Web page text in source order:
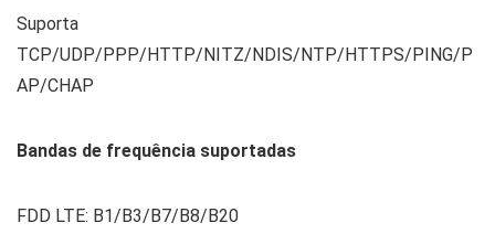
Suporta
TCP/UDP/PPP/HTTP/NITZ/NDIS/NTP/HTTPS/PING/P
AP/CHAP
Bandas de frequência suportadas
FDD LTE: B1/B3/B7/B8/B20